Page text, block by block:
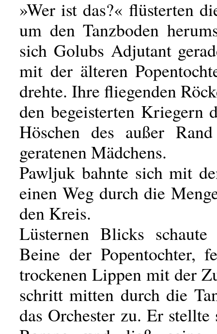
»Wer ist das?« flüsterten
um den Tanzboden
sich Golubs Adjutant
mit der älteren
drehte. Ihre fliegenden
den begeisterten Kriegern
Höschen des außer
geratenen Mädchens.
Pawljuk bahnte sich mit
einen Weg durch die
den Kreis.
Lüsternen Blicks
Beine der Popentochter,
trockenen Lippen mit der
schritt mitten durch die
das Orchester zu. Er